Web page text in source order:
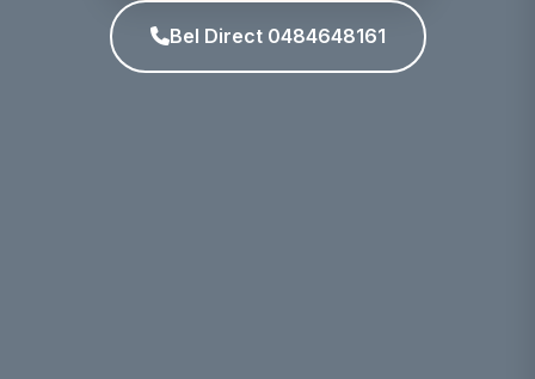
Bel Direct 0484648161